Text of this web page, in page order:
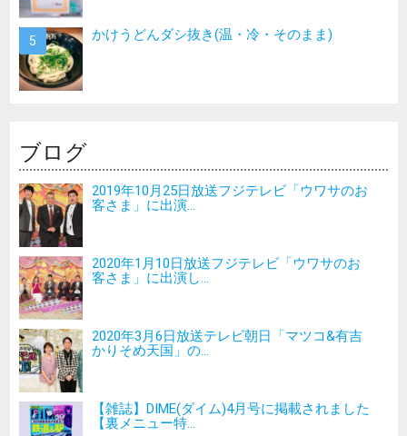
かけうどんダシ抜き(温・冷・そのまま)
ブログ
2019年10月25日放送フジテレビ「ウワサのお
客さま」に出演...
2020年1月10日放送フジテレビ「ウワサのお
客さま」に出演し...
2020年3月6日放送テレビ朝日「マツコ&有吉
かりそめ天国」の...
【雑誌】DIME(ダイム)4月号に掲載されました
【裏メニュー特...